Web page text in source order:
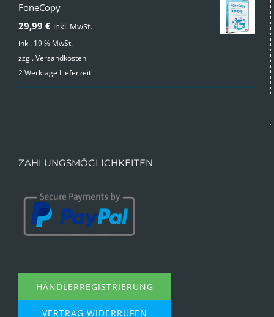
FoneCopy
29,99 € inkl. MwSt.
inkl. 19 % MwSt.
zzgl.Versandkosten
2 Werktage Lieferzeit
ZAHLUNGSMÖGLICHKEITEN
HÄNDLERREGISTRIERUNG
VERTRAG WIDERRUFEN